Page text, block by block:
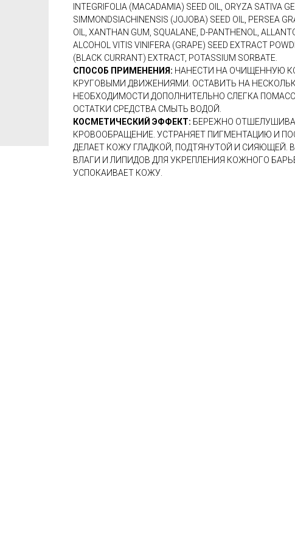
INTEGRIFOLIA (MACADAMIA) SEED OIL, ORYZA SATIVA
SIMMONDSIACHINENSIS (JOJOBA) SEED OIL, PERSEA
OIL, XANTHAN GUM, SQUALANE, D-PANTHENOL,
ALCOHOL VITIS VINIFERA (GRAPE) SEED EXTRACT
(BLACK CURRANT) EXTRACT, POTASSIUM SORBATE.
СПОСОБ ПРИМЕНЕНИЯ: НАНЕСТИ НА ОЧИЩЕННУЮ
КРУГОВЫМИ ДВИЖЕНИЯМИ. ОСТАВИТЬ НА
НЕОБХОДИМОСТИ ДОПОЛНИТЕЛЬНО СЛЕГКА
ОСТАТКИ СРЕДСТВА СМЫТЬ ВОДОЙ.
КОСМЕТИЧЕСКИЙ ЭФФЕКТ: БЕРЕЖНО
КРОВООБРАЩЕНИЕ. УСТРАНЯЕТ ПИГМЕНТАЦИЮ И
ДЕЛАЕТ КОЖУ ГЛАДКОЙ, ПОДТЯНУТОЙ И СИЯЮЩЕЙ.
ВЛАГИ И ЛИПИДОВ ДЛЯ УКРЕПЛЕНИЯ КОЖНОГО
УСПОКАИВАЕТ КОЖУ.